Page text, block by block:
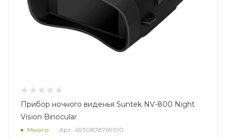
Прибор ночного виденья Suntek NV-800 Night
Vision Binocular
Много Арт.: 6930878769010